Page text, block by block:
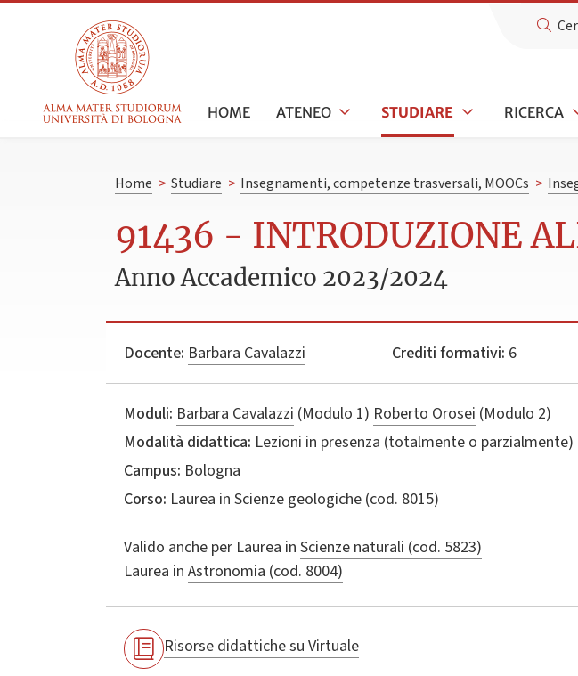
HOME ATENEO STUDIARE RICERCA
Home > Studiare > Insegnamenti, competenze trasversali, MOOCs >
91436 - INTRODUZIONE
Anno Accademico 2023/2024
Docente: Barbara Cavalazzi Crediti formativi: 6
Moduli: Barbara Cavalazzi (Modulo 1) Roberto Orosei (Modulo 2)
Modalità didattica: Lezioni in presenza (totalmente o
Campus: Bologna
Corso: Laurea in Scienze geologiche (cod. 8015)
Valido anche per Laurea in Scienze naturali (cod. 5823)
Laurea in Astronomia (cod. 8004)
Risorse didattiche su Virtuale